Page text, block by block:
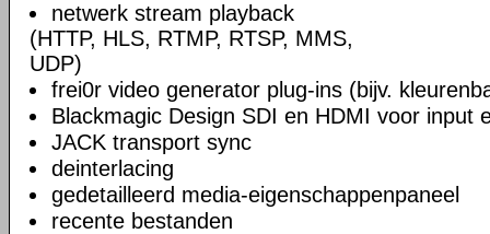
netwerk stream playback
(HTTP, HLS, RTMP, RTSP, MMS,
UDP)
frei0r video generator plug-ins (bijv.
Blackmagic Design SDI en HDMI voor input
JACK transport sync
deinterlacing
gedetailleerd media-eigenschappenpaneel
recente bestanden